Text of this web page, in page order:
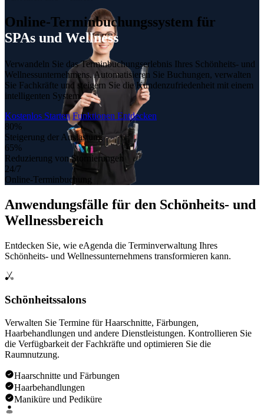
Online-Terminbuchungssystem für
SPAs und Wellness
Verwandeln Sie das Terminbuchungserlebnis Ihres Schönheits- und
Wellnessunternehmens. Automatisieren Sie Buchungen, verwalten
Sie Fachkräfte und steigern Sie die Kundenzufriedenheit mit einem
intelligenten System.
Kostenlos Starten Funktionen Entdecken
80%
Steigerung der Auslastung
65%
Reduzierung von Stornierungen
24/7
Online-Terminbuchung
Anwendungsfälle für den Schönheits- und
Wellnessbereich
Entdecken Sie, wie eAgenda die Terminverwaltung Ihres
Schönheits- und Wellnessunternehmens transformieren kann.
Schönheitssalons
Verwalten Sie Termine für Haarschnitte, Färbungen,
Haarbehandlungen und andere Dienstleistungen. Kontrollieren Sie
die Verfügbarkeit der Fachkräfte und optimieren Sie die
Raumnutzung.
Haarschnitte und Färbungen
Haarbehandlungen
Maniküre und Pediküre